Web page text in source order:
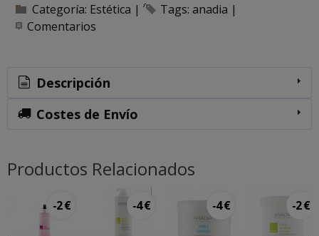
Categoría: Estética | Tags: anadia |
Comentarios
Descripción
Costes de Envío
Productos Relacionados
-2 € -4 € -4 € -2 €